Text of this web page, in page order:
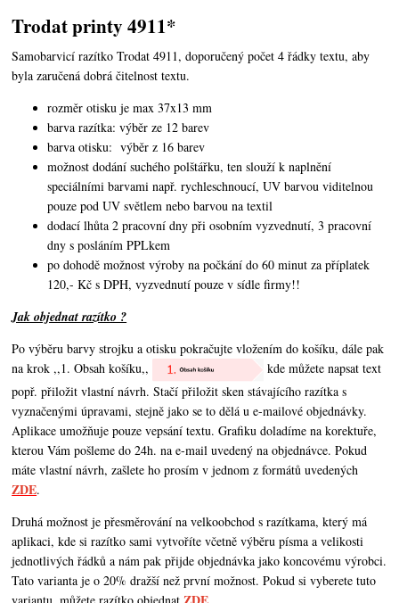
Trodat printy 4911*
Samobarvicí razítko Trodat 4911, doporučený počet 4 řádky textu,aby
byla zaručená dobrá čitelnost textu.
rozměr otisku je max 37x13 mm
barva razítka: výběr ze 12 barev
barva otisku: výběr z 16 barev
možnost dodání suchého polštářku, ten slouží k naplnění
speciálními barvami např. rychleschnoucí, UV barvou viditelnou
pouze pod UV světlem nebo barvou na textil
dodací lhůta 2 pracovní dny při osobním vyzvednutí, 3 pracovní
dny s posláním PPLkem
po dohodě možnost výroby na počkání do 60 minut za příplatek
120,- Kč s DPH, vyzvednutí pouze v sídle firmy!!
Jak objednat razítko ?
Po výběru barvy strojku a otisku pokračujte vložením do košíku, dále pak
na krok ,,1. Obsah košíku,,
kde můžete napsat text
popř. přiložit vlastní návrh. Stačí přiložit sken stávajícího razítka s
vyznačenými úpravami, stejně jako se to dělá u e-mailové objednávky.
Aplikace umožňuje pouze vepsání textu. Grafiku doladíme na korektuře,
kterou Vám pošleme do 24h. na e-mail uvedený na objednávce. Pokud
máte vlastní návrh,zašlete ho prosím v jednom z formátů uvedených
ZDE.
Druhá možnost je přesměrování na velkoobchod s razítkama, který má
aplikaci, kde si razítko sami vytvoříte včetně výběru písma a velikosti
jednotlivých řádků a nám pak přijde objednávka jako koncovému výrobci.
Tato varianta je o 20% dražší než první možnost. Pokud si vyberete tuto
variantu, můžete razítko objednat
.